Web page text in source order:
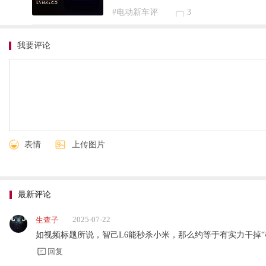
#电动新车评 3
我要评论
表情 上传图片
最新评论
生查子
2025-07-22
如视频标题所说，智己L6能秒杀小米，那么约等于有实力干掉“
回复